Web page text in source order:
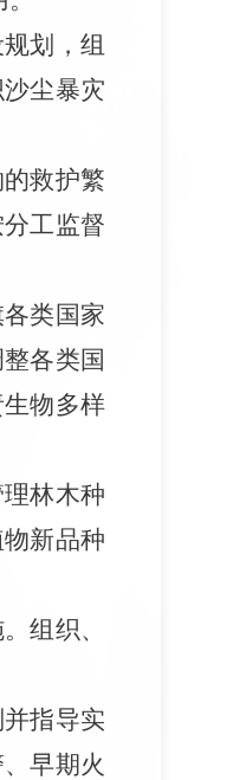
划，组
尘暴灾
救护繁
工监督
类国家
各类国
物多样
林木种
新品种
组织、
指导实
早期火